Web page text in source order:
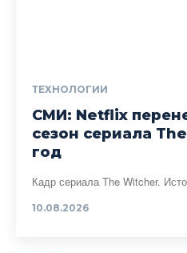
ТЕХНОЛОГИИ
СМИ: Netflix
сезон сериала
год
10.08.2026